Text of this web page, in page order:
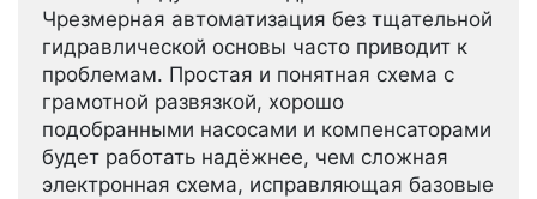
Чрезмерная автоматизация без тщательной
гидравлической основы часто приводит к
проблемам. Простая и понятная схема с
грамотной развязкой, хорошо
подобранными насосами и компенсаторами
будет работать надёжнее, чем сложная
электронная схема, исправляющая базовые